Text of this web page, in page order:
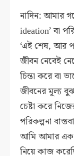
নাদিন: আমার
ideation’ বা
‘এই শেষ, আর
জীবন নেবেই
চিন্তা করে বা
জীবনের মূল্য
চেষ্টা করে
পরিকল্পনা
আমি আমার এক
নিয়ে কাজ